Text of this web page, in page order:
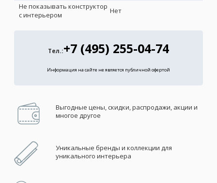
Не показывать конструктор
с интерьером
Нет
Тел.:+7 (495) 255-04-74
Информация на сайте не является публичной офертой
Выгодные цены, скидки, распродажи, акции и
многое другое
Уникальные бренды и коллекции для
уникального интерьера